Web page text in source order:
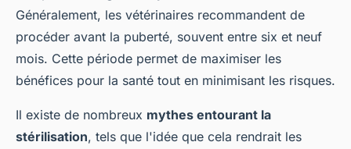
Généralement, les vétérinaires recommandent de
procéder avant la puberté, souvent entre six et neuf
mois. Cette période permet de maximiser les
bénéfices pour la santé tout en minimisant les risques.
Il existe de nombreux mythes entourant la
stérilisation, tels que l'idée que cela rendrait les